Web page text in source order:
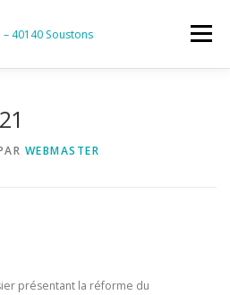
Menu
WEBMASTER
présentant la réforme du